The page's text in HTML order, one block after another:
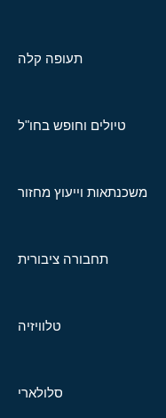
תעופה קלה
טיולים וחופש בחו"ל
משכנתאות וייעוץ מחזור
תחבורה ציבורית
טלוויזיה
סלולארי